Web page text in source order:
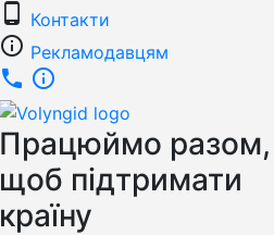
phone_android Контакти
info_outline Рекламодавцям
phone info_outline
Працюймо разом,
щоб підтримати
країну